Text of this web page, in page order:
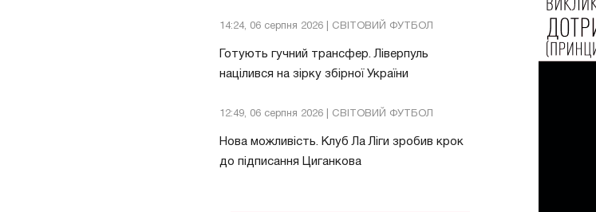
14:24, 06 серпня 2026 | СВІТОВИЙ ФУТБОЛ
Готують гучний трансфер. Ліверпуль
націлився на зірку збірної України
12:49, 06 серпня 2026 | СВІТОВИЙ ФУТБОЛ
Нова можливість. Клуб Ла Ліги зробив крок
до підписання Циганкова